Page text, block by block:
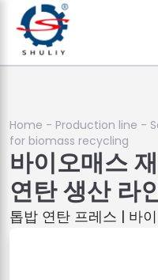
Home - Production line -
for biomass recycling
바이오매스
연탄 생산 라
톱밥 연탄 프레스 | 바